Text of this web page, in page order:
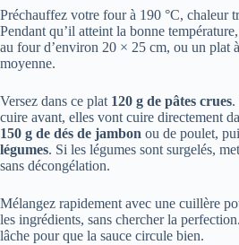
Préchauffez votre four à 190 °C, chaleur
Pendant qu’il atteint la bonne
au four d’environ 20 × 25 cm, ou un plat
moyenne.
Versez dans ce plat 120 g de pâtes crues.
cuire avant, elles vont cuire directement
150 g de dés de jambon ou de poulet,
légumes. Si les légumes sont surgelés,
sans décongélation.
Mélangez rapidement avec une cuillère
les ingrédients, sans chercher la
lâche pour que la sauce circule bien.